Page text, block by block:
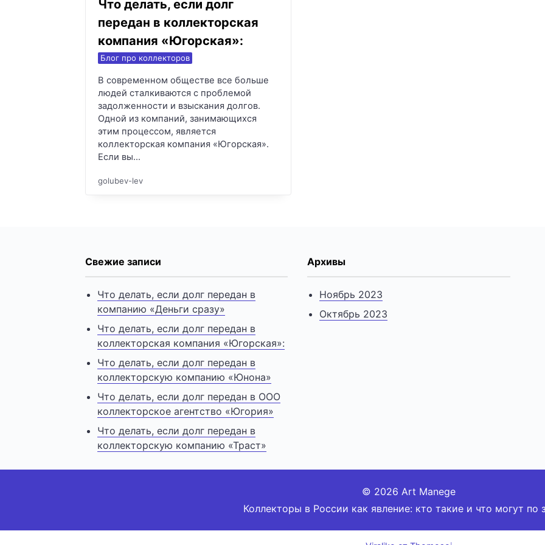
Что делать, если долг
передан в коллекторская
компания «Югорская»:
Блог про коллекторов
В современном обществе все больше
людей сталкиваются с проблемой
задолженности и взыскания долгов.
Одной из компаний, занимающихся
этим процессом, является
коллекторская компания «Югорская».
Если вы…
golubev-lev
Свежие записи
Что делать, если долг передан в
компанию «Деньги сразу»
Что делать, если долг передан в
коллекторская компания «Югорская»:
Что делать, если долг передан в
коллекторскую компанию «Юнона»
Что делать, если долг передан в ООО
коллекторское агентство «Югория»
Что делать, если долг передан в
коллекторскую компанию «Траст»
Архивы
Ноябрь 2023
Октябрь 2023
© 2026 Art Manege
Коллекторы в России как явление: кто такие и что могут по